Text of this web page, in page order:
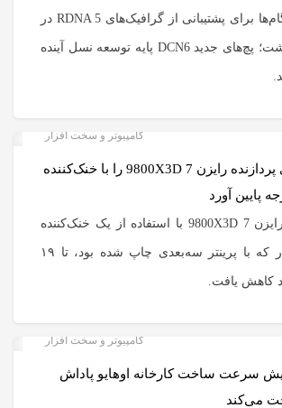
AMD نخستین گام‌ها برای پشتیبانی از گرافیک‌های RDNA 5 در
لینوکس را برداشت؛ پچ‌های جدید DCN6 پایه توسعه نسل آینده
کامپیوتر و سخت افزار
یک یوتوبر دمای پردازنده رایزن 7 9800X3D را با خنک‌کننده
دمای پردازنده رایزن 7 9800X3D با استفاده از یک خنک‌کننده
دودکشی ماژولار که با پرینتر سه‌بعدی چاپ شده بود، تا ۱۹
کاهش یافت.
کامپیوتر و سخت افزار
سرعت ساخت کارخانه اوهایو پاداش
می‌کند